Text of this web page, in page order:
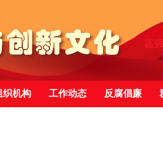
织机构 工作动态 反腐倡廉